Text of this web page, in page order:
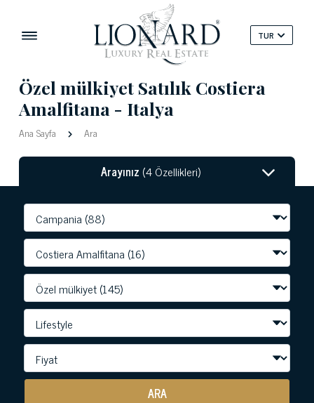
TUR
Özel mülkiyet Satılık Costiera
Amalfitana - Italya
Ana Sayfa Ara
Arayınız (4 Özellikleri)
ARA